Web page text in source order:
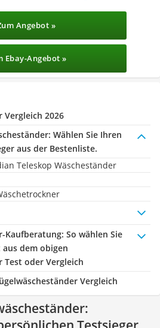
Angebot »
Ebay-Angebot »
Vergleich 2026
Wählen Sie Ihren
aus der Bestenliste.
Teleskop Wäscheständer
Kaufberatung: So wählen Sie
dem obigen
Test oder Vergleich
Vergleich